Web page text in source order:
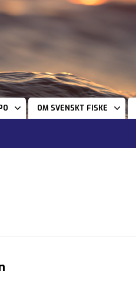
OM SVENSKT FISKE